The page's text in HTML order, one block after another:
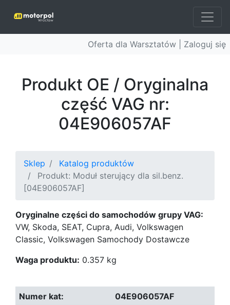
Oferta dla Warsztatów | Zaloguj się
Produkt OE / Oryginalna
część VAG nr:
04E906057AF
Sklep
Katalog produktów
Produkt: Moduł sterujący dla sil.benz.
[04E906057AF]
Oryginalne części do samochodów grupy VAG:
VW, Skoda, SEAT, Cupra, Audi, Volkswagen
Classic, Volkswagen Samochody Dostawcze
Waga produktu: 0.357 kg
04E906057AF